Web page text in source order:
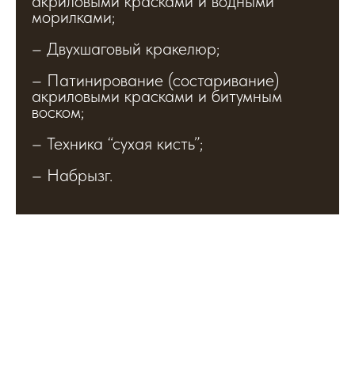
морилками;
– Двухшаговый кракелюр;
– Патинирование (состаривание)
акриловыми красками и битумным
воском;
– Техника “сухая кисть”;
– Набрызг.